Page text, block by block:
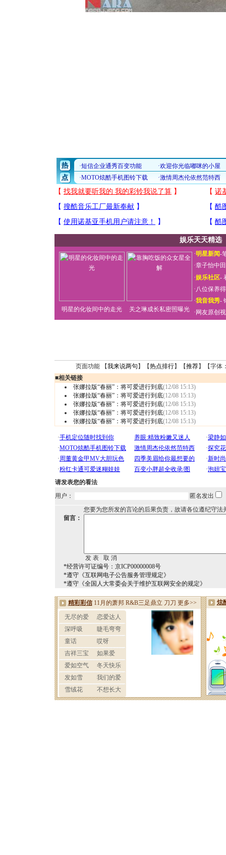
娱乐天天精选
明星的化妆间中的走光 关之琳成长私密照曝光
·明星新闻-
·章子怡中
·娱乐社区-
·八位保养
·我音我秀-
· 网友原创
页面功能 【我来说两句 】【热点排行】【推荐】【字体
■相关链接
张娜拉版“春丽”：将可爱进行到底(12/08 15:13)
张娜拉版“春丽”：将可爱进行到底(12/08 15:13)
张娜拉版“春丽”：将可爱进行到底(12/08 15:13)
张娜拉版“春丽”：将可爱进行到底(12/08 15:13)
张娜拉版“春丽”：将可爱进行到底(12/08 15:13)
请发表您的看法
用户：
匿名发出
您要为您所发的言论的后果负责，故请各位遵纪守法
留言：
*经营许可证编号：京ICP00000008号
*遵守《互联网电子公告服务管理规定》
*遵守《全国人大常委会关于维护互联网安全的规定》